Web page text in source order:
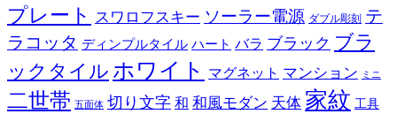
プレート スワロフスキー ソーラー電源 ダブル彫刻 テ
ラコッタ ディンプルタイル ハート バラ ブラック ブラ
ックタイル ホワイト マグネット マンション ミニ
二世帯 五面体 切り文字 和 和風モダン 天体 家紋 工具